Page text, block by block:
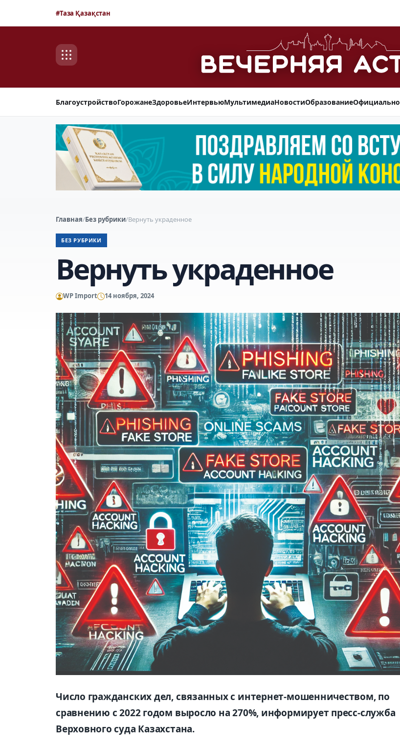
#Таза Қазақстан
БлагоустройствоГорожанеЗдоровьеИнтервьюМультимедиаНовостиОбразованиеОфициально
Главная/Без рубрики/Вернуть украденное
БЕЗ РУБРИКИ
Вернуть украденное
WP Import 14 ноября, 2024
Число гражданских дел, связанных с интернет-мошенничеством, по
сравнению с 2022 годом выросло на 270%, информирует пресс-служба
Верховного суда Казахстана.